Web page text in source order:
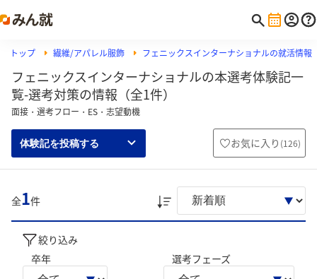
トップ 繊維/アパレル服飾 フェニックスインターナショナルの就活情報
フェニックスインターナショナルの本選考体験記一
覧-選考対策の情報（全1件）
面接・選考フロー・ES・志望動機
体験記を投稿する お気に入り (126)
全1件
絞り込み
卒年
選考フェーズ